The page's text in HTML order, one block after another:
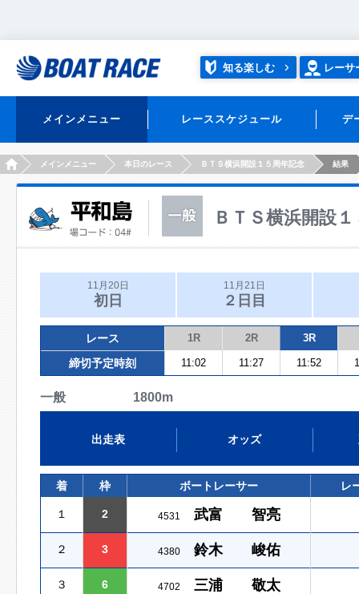
知る楽しむ レーサ
メインメニュー レーススケジュール デ
HOMEメインメニュー 本日のレース ＢＴＳ横浜開設１５周年記念 結果
ＢＴＳ横浜開設
11月20日
初日
11月21日
２日目
レース 1R 2R 3R
締切予定時刻 11:02 11:27 11:52
一般 1800m
出走表 オッズ
着 枠 ボートレーサー レ
１ 2 4531 武富 智亮
２ 3 4380 鈴木 峻佑
３ 6 4702 三浦 敬太